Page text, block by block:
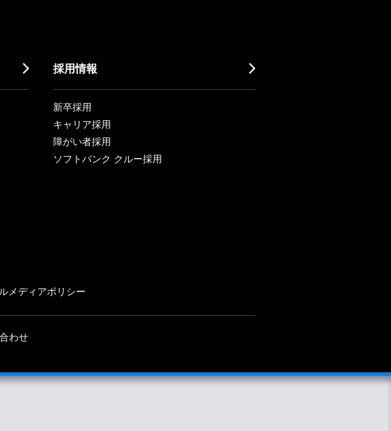
採用情報
新卒採用
キャリア採用
障がい者採用
ソフトバンク クルー採用
メディアポリシー
わせ